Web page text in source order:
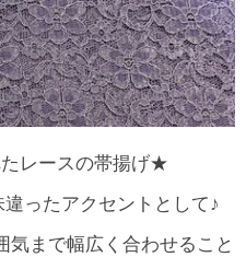
レースの帯揚げ★
ったアクセントとして♪
気まで幅広く合わせること